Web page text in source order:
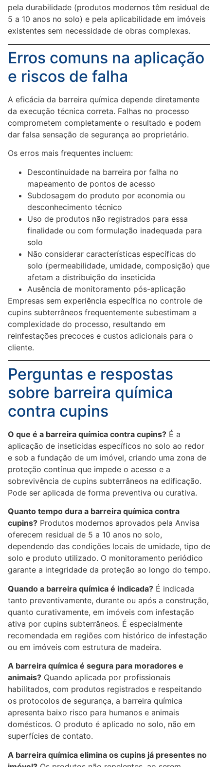
pela durabilidade (produtos modernos têm residual de
5 a 10 anos no solo) e pela aplicabilidade em imóveis
existentes sem necessidade de obras complexas.
Erros comuns na aplicação
e riscos de falha
A eficácia da barreira química depende diretamente
da execução técnica correta. Falhas no processo
comprometem completamente o resultado e podem
dar falsa sensação de segurança ao proprietário.
Os erros mais frequentes incluem:
Descontinuidade na barreira por falha no
mapeamento de pontos de acesso
Subdosagem do produto por economia ou
desconhecimento técnico
Uso de produtos não registrados para essa
finalidade ou com formulação inadequada para
solo
Não considerar características específicas do
solo (permeabilidade, umidade, composição) que
afetam a distribuição do inseticida
Ausência de monitoramento pós-aplicação
Empresas sem experiência específica no controle de
cupins subterrâneos frequentemente subestimam a
complexidade do processo, resultando em
reinfestações precoces e custos adicionais para o
cliente.
Perguntas e respostas
sobre barreira química
contra cupins
O que é a barreira química contra cupins? É a
aplicação de inseticidas específicos no solo ao redor
e sob a fundação de um imóvel, criando uma zona de
proteção contínua que impede o acesso e a
sobrevivência de cupins subterrâneos na edificação.
Pode ser aplicada de forma preventiva ou curativa.
Quanto tempo dura a barreira química contra
cupins? Produtos modernos aprovados pela Anvisa
oferecem residual de 5 a 10 anos no solo,
dependendo das condições locais de umidade, tipo de
solo e produto utilizado. O monitoramento periódico
garante a integridade da proteção ao longo do tempo.
Quando a barreira química é indicada? É indicada
tanto preventivamente, durante ou após a construção,
quanto curativamente, em imóveis com infestação
ativa por cupins subterrâneos. É especialmente
recomendada em regiões com histórico de infestação
ou em imóveis com estrutura de madeira.
A barreira química é segura para moradores e
animais? Quando aplicada por profissionais
habilitados, com produtos registrados e respeitando
os protocolos de segurança, a barreira química
apresenta baixo risco para humanos e animais
domésticos. O produto é aplicado no solo, não em
superfícies de contato.
A barreira química elimina os cupins já presentes no